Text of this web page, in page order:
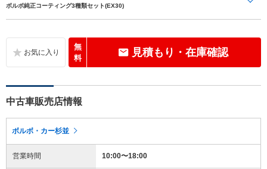
ボルボ純正コーティング3種類セット(EX30)
無
料
見積もり・在庫確認
中古車販売店情報
ボルボ・カー杉並
営業時間 10:00〜18:00